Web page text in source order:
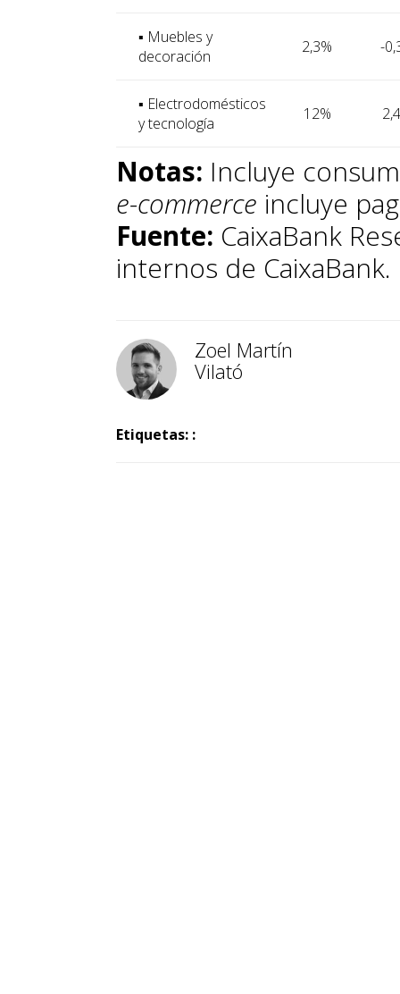
▪ Muebles y
decoración
2,3% -
▪ Electrodomésticos
y tecnología
12%
Notas: Incluye
e-commerce incluye
Fuente: CaixaBank
internos de CaixaBank.
Zoel Martín
Vilató
Etiquetas: